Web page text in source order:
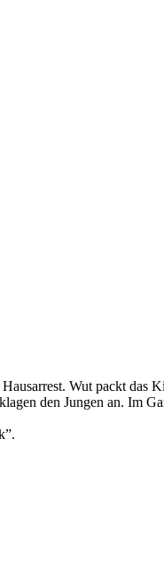
Wut packt
den Jungen an.